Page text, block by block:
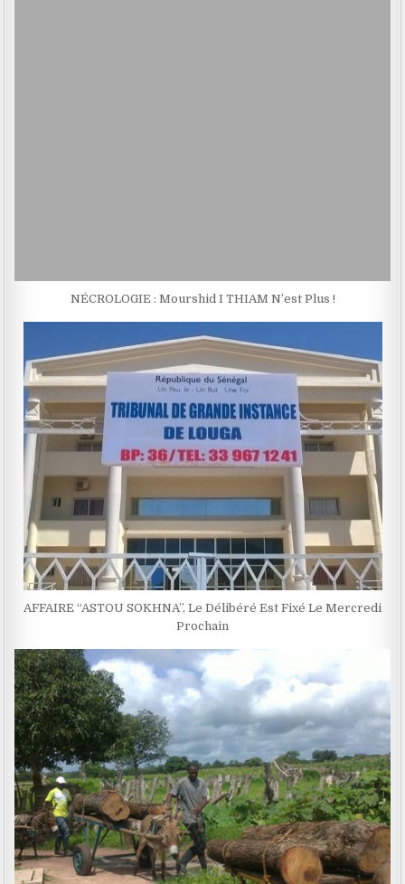
NÉCROLOGIE : Mourshid I THIAM N’est Plus !
AFFAIRE ‘‘ASTOU SOKHNA’’, Le Délibéré Est Fixé Le Mercredi
Prochain